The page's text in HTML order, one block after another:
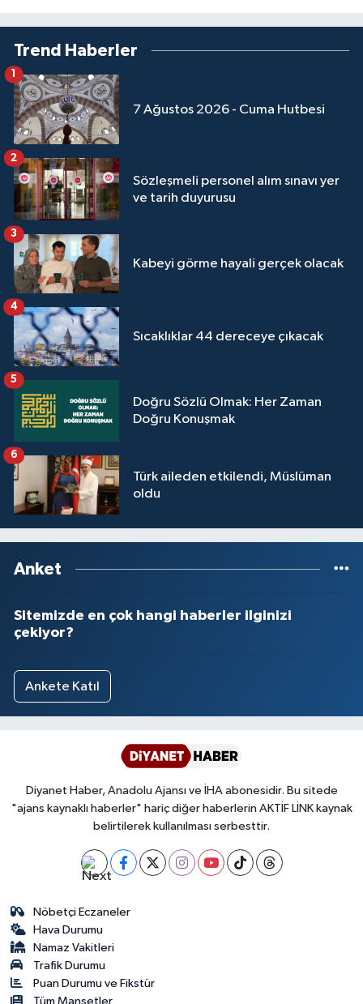
Trend Haberler
7 Ağustos 2026 - Cuma Hutbesi
1
Sözleşmeli personel alım sınavı yer
ve tarih duyurusu
2
Kabeyi görme hayali gerçek olacak
3
Sıcaklıklar 44 dereceye çıkacak
4
Doğru Sözlü Olmak: Her Zaman
Doğru Konuşmak
5
Türk aileden etkilendi, Müslüman
oldu
6
Anket
Sitemizde en çok hangi haberler ilginizi
çekiyor?
Ankete Katıl
Diyanet Haber, Anadolu Ajansı ve İHA abonesidir. Bu sitede
"ajans kaynaklı haberler" hariç diğer haberlerin AKTİF LİNK kaynak
belirtilerek kullanılması serbesttir.
Nöbetçi Eczaneler
Hava Durumu
Namaz Vakitleri
Trafik Durumu
Puan Durumu ve Fikstür
Tüm Manşetler